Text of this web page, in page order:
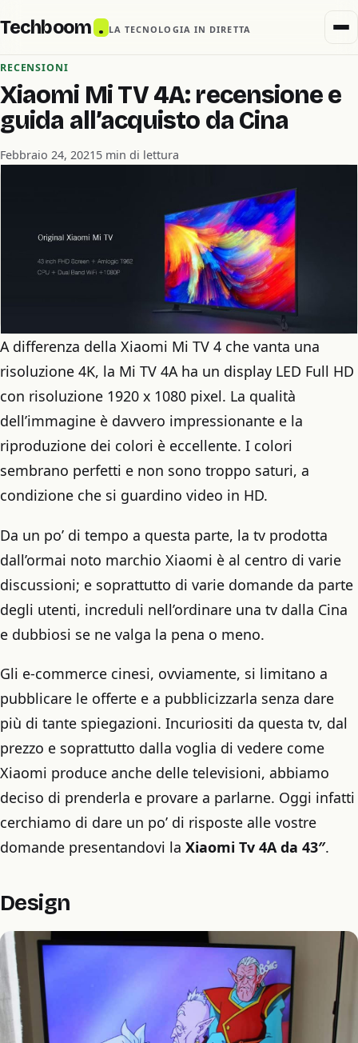
Techboom . LA TECNOLOGIA IN DIRETTA
RECENSIONI
Xiaomi Mi TV 4A: recensione e
guida all’acquisto da Cina
Febbraio 24, 2021 5 min di lettura
A differenza della Xiaomi Mi TV 4 che vanta una
risoluzione 4K, la Mi TV 4A ha un display LED Full HD
con risoluzione 1920 x 1080 pixel. La qualità
dell’immagine è davvero impressionante e la
riproduzione dei colori è eccellente. I colori
sembrano perfetti e non sono troppo saturi, a
condizione che si guardino video in HD.
Da un po’ di tempo a questa parte, la tv prodotta
dall’ormai noto marchio Xiaomi è al centro di varie
discussioni; e soprattutto di varie domande da parte
degli utenti, increduli nell’ordinare una tv dalla Cina
e dubbiosi se ne valga la pena o meno.
Gli e-commerce cinesi, ovviamente, si limitano a
pubblicare le offerte e a pubblicizzarla senza dare
più di tante spiegazioni. Incuriositi da questa tv, dal
prezzo e soprattutto dalla voglia di vedere come
Xiaomi produce anche delle televisioni, abbiamo
deciso di prenderla e provare a parlarne. Oggi infatti
cerchiamo di dare un po’ di risposte alle vostre
domande presentandovi la Xiaomi Tv 4A da 43″.
Design